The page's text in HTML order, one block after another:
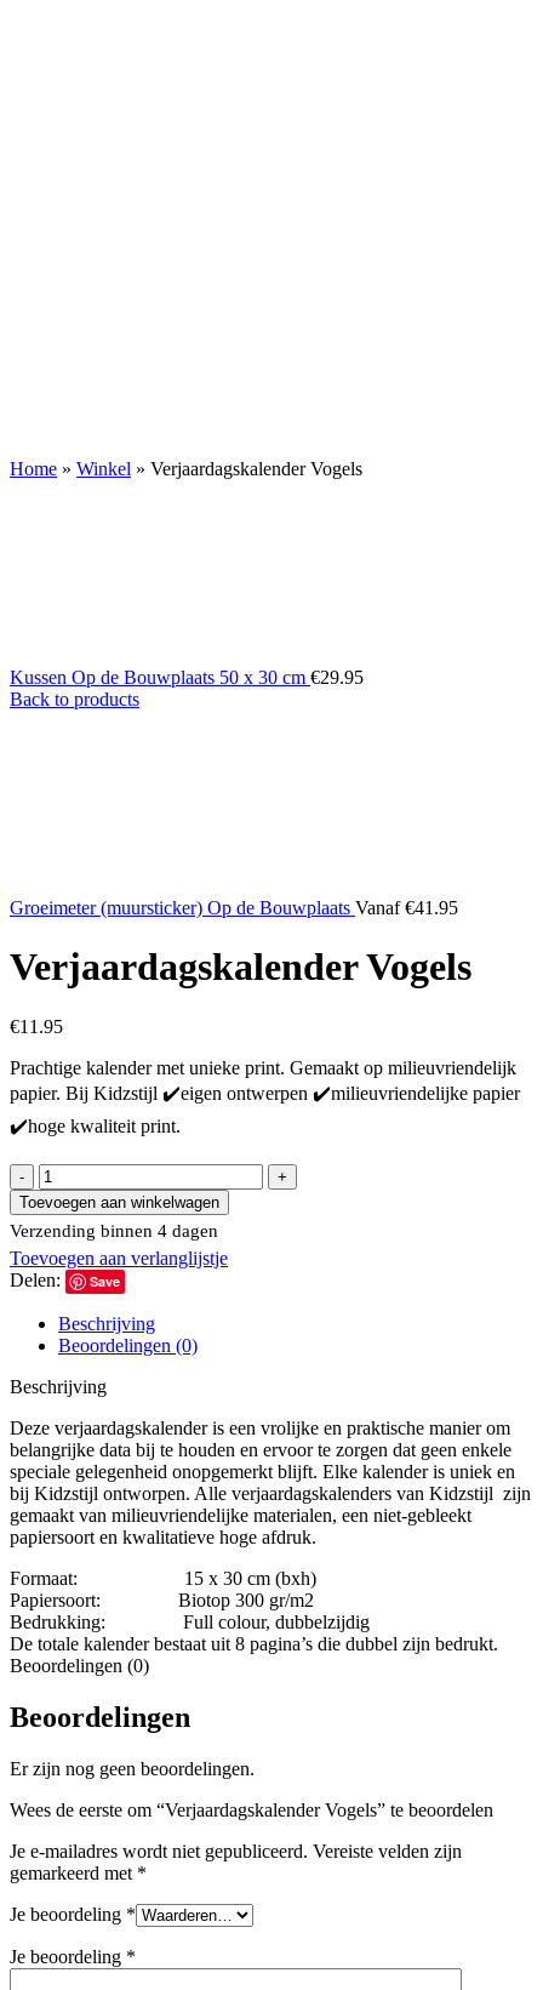
Home » Winkel » Verjaardagskalender Vogels
Kussen Op de Bouwplaats 50 x 30 cm €29.95
Back to products
Groeimeter (muursticker) Op de Bouwplaats Vanaf €41.95
Verjaardagskalender Vogels
€11.95
Prachtige kalender met unieke print. Gemaakt op milieuvriendelijk
papier. Bij Kidzstijl ✔️eigen ontwerpen ✔️milieuvriendelijke papier
✔️hoge kwaliteit print.
Verjaardagskalender
Vogels
aantal
Toevoegen aan winkelwagen
Verzending binnen 4 dagen
Toevoegen aan verlanglijstje
Delen:
Save
Beschrijving
Beoordelingen (0)
Beschrijving
Deze verjaardagskalender is een vrolijke en praktische manier om
belangrijke data bij te houden en ervoor te zorgen dat geen enkele
speciale gelegenheid onopgemerkt blijft. Elke kalender is uniek en
bij Kidzstijl ontworpen. Alle verjaardagskalenders van Kidzstijl zijn
gemaakt van milieuvriendelijke materialen, een niet-gebleekt
papiersoort en kwalitatieve hoge afdruk.
Formaat: 15 x 30 cm (bxh)
Papiersoort: Biotop 300 gr/m2
Bedrukking: Full colour, dubbelzijdig
De totale kalender bestaat uit 8 pagina’s die dubbel zijn bedrukt.
Beoordelingen (0)
Beoordelingen
Er zijn nog geen beoordelingen.
Wees de eerste om “Verjaardagskalender Vogels” te beoordelen
Je e-mailadres wordt niet gepubliceerd. Vereiste velden zijn
gemarkeerd met *
Je beoordeling *
Je beoordeling *